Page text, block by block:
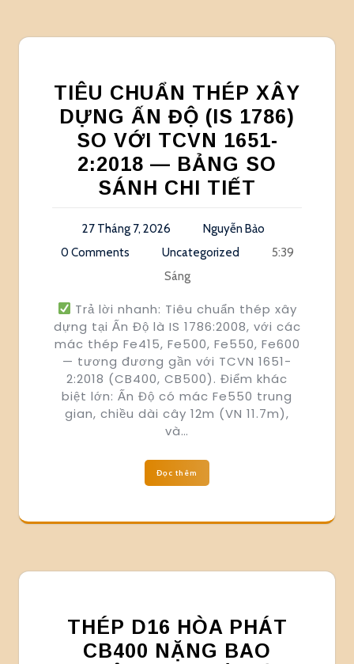
TIÊU CHUẨN THÉP XÂY
DỰNG ẤN ĐỘ (IS 1786)
SO VỚI TCVN 1651-
2:2018 — BẢNG SO
SÁNH CHI TIẾT
27 Tháng 7, 2026
Nguyễn Bảo
0 Comments
Uncategorized
5:39
Sáng
Trả lời nhanh: Tiêu chuẩn thép xây
dựng tại Ấn Độ là IS 1786:2008, với các
mác thép Fe415, Fe500, Fe550, Fe600
— tương đương gần với TCVN 1651-
2:2018 (CB400, CB500). Điểm khác
biệt lớn: Ấn Độ có mác Fe550 trung
gian, chiều dài cây 12m (VN 11.7m),
và…
Đọc thêm
THÉP D16 HÒA PHÁT
CB400 NẶNG BAO